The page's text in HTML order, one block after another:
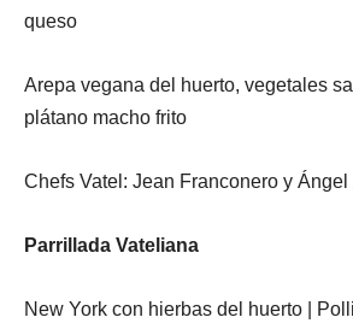
queso
Arepa vegana del huerto, vegetales
plátano macho frito
Chefs Vatel: Jean Franconero y Ángel
Parrillada Vateliana
New York con hierbas del huerto |